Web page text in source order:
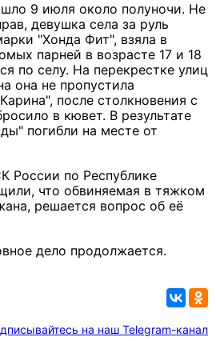
9 июля около полуночи. Не
девушка села за руль
"Хонда Фит", взяла в
парней в возрасте 17 и 18
по селу. На перекрестке улиц
она не пропустила
после столкновения с
в кювет. В результате
погибли на месте от
России по Республике
что обвиняемая в тяжком
решается вопрос об её
дело продолжается.
на наш Telegram-канал